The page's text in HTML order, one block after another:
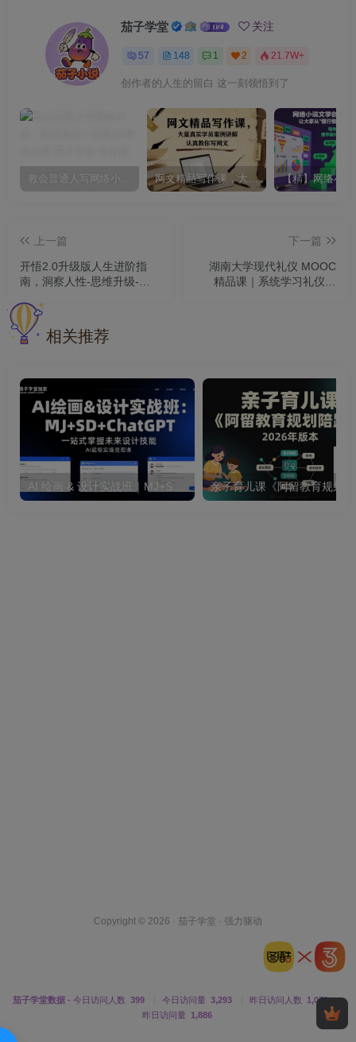
茄子学堂 关注
57 148 1 2 21.7W+
创作者的人生的留白 这一刻领悟到了
网文精品写作课，大量真实学员案例讲解，认真教你写网文
上一篇
开悟2.0升级版人生进阶指
南，洞察人性-思维升级-财
下一篇
湖南大学现代礼仪 MOOC
精品课｜系统学习礼仪规
相关推荐
Copyright © 2026 · 茄子学堂 · 强力驱动
茄子学堂数据 - 今日访问人数 399 今日访问量 3,293 昨日访问人数 1,079
|
昨日访问量
1,886